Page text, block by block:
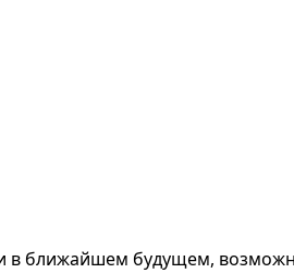
в ближайшем будущем,